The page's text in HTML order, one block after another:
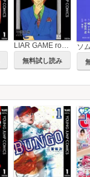
LIAR GAME roots of A 甲斐谷忍短編集
無料試し読み
ソ